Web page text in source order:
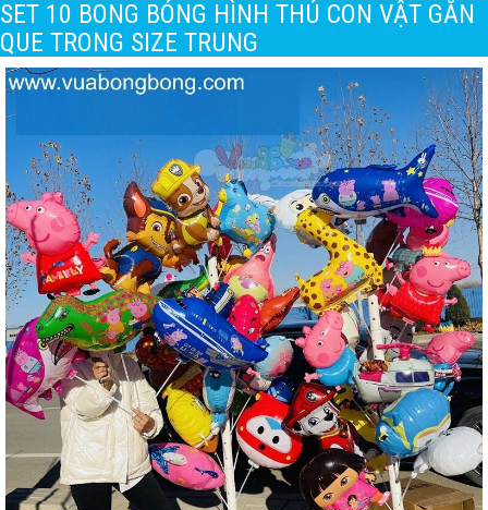
SET 10 BONG BÓNG HÌNH THÚ CON VẬT GẮN
QUE TRONG SIZE TRUNG